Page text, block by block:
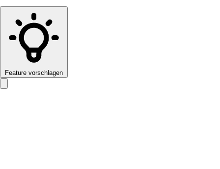
Feature vorschlagen